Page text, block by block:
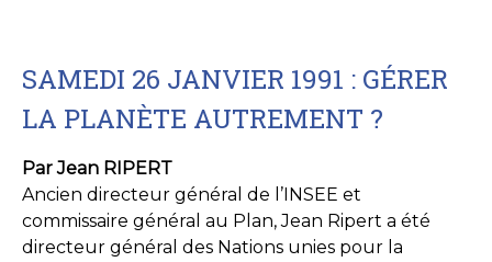
SAMEDI 26 JANVIER 1991 : GÉRER
LA PLANÈTE AUTREMENT ?
Par Jean RIPERT
Ancien directeur général de l’INSEE et
commissaire général au Plan, Jean Ripert a été
directeur général des Nations unies pour la